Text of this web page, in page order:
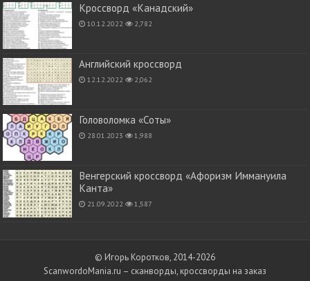
Кроссворд «Канадский»
10.12.2022 2,782
Английский кроссворд
12.12.2022 2,062
Головоломка «Соты»
28.01.2023 1,988
Венгерский кроссворд «Афоризм Иммануила
Канта»
21.09.2022 1,587
© Игорь Коротков, 2014-2026
ScanwordoMania.ru – сканворды, кроссворды на заказ